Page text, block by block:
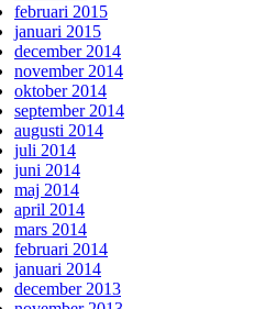
februari 2015
januari 2015
december 2014
november 2014
oktober 2014
september 2014
augusti 2014
juli 2014
juni 2014
maj 2014
april 2014
mars 2014
februari 2014
januari 2014
december 2013